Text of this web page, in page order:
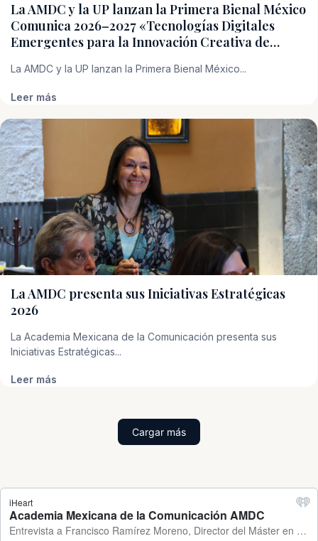
La AMDC y la UP lanzan la Primera Bienal México
Comunica 2026–2027 «Tecnologías Digitales
Emergentes para la Innovación Creativa de…
La AMDC y la UP lanzan la Primera Bienal México...
Leer más
La AMDC presenta sus Iniciativas Estratégicas
2026
La Academia Mexicana de la Comunicación presenta sus
Iniciativas Estratégicas...
Leer más
Cargar más